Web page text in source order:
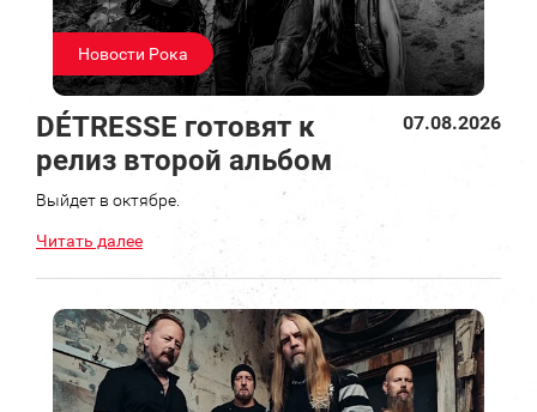
Новости Рока
DÉTRESSE готовят к
релиз второй альбом
07.08.2026
Выйдет в октябре.
Читать далее